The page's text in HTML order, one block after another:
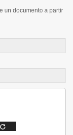
un documento a partir